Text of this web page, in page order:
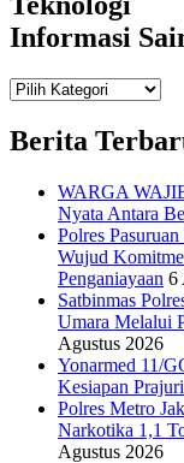
Informasi
Teknologi
Berita
WARGA
Nyata Antara
Polres
Wujud
Penganiayaan 6
Satbinmas
Umara Melalui
Agustus 2026
Yonarmed 11/
Kesiapan
Polres Metro
Narkotika 1,1
Agustus 2026